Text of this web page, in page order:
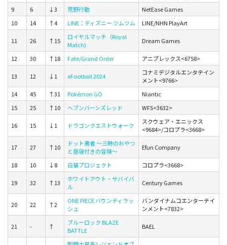
9
6 ↓3 荒野行動
NetEase Games
10
14 ↑4 LINE：ディズニー ツムツム LINE/NHN PlayArt
11 26 ↑15
ロイヤルマッチ（Royal
Match)
Dream Games
12 30 ↑18 Fate/Grand Order アニプレックス<6758>
13 12 ↓1 eFootball 2024
コナミデジタルエンタテイン
メント<9766>
14
45 ↑31 Pokémon GO
Niantic
15
25 ↑10 ヘブンバーンズレッド WFS<3632>
16 15 ↓1 ドラゴンクエストウォーク
スクウェア・エニックス
<9684>/コロプラ<3668>
17 27 ↑10
ドット勇者 ～三時のおやつ
と昼寝付きの冒険～
Efun Company
18 10 ↓8 白猫プロジェクト コロプラ<3668>
19 32 ↑13
ホワイトアウト・サバイバ
ル
Century Games
20 22 ↑2
ONE PIECE バウンティラッ
シュ
バンダイナムコエンターテイ
ンメント<7832>
21 - ↑
ブルーロック BLAZE
BATTLE
BAEL